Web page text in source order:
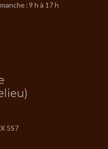
: 9 h à 17 h
5S7